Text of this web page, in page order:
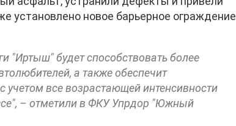
установлено новое барьерное ограждение
"Иртыш" будет способствовать более
а также обеспечит
учетом все возрастающей интенсивности
– отметили в ФКУ Упрдор "Южный